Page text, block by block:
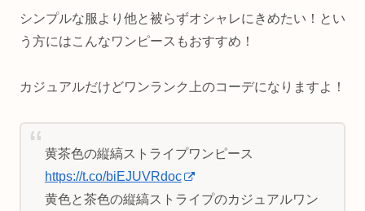
シンプルな服より他と被らずオシャレにきめたい！とい
う方にはこんなワンピースもおすすめ！
カジュアルだけどワンランク上のコーデになりますよ！
黄茶色の縦縞ストライプワンピース
https://t.co/biEJUVRdoc
黄色と茶色の縦縞ストライプのカジュアルワン